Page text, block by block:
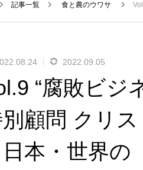
記事一覧 食と農のウワサ
2022.09.05
“腐敗ビ
顧問 クリ
日本・世界